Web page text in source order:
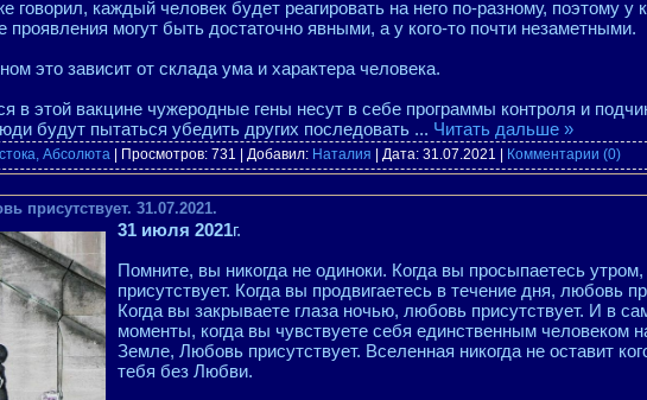
говорил, каждый человек будет реагировать на него по-разному, поэтому у
проявления могут быть достаточно явными, а у кого-то почти незаметными.
это зависит от склада ума и характера человека.
в этой вакцине чужеродные гены несут в себе программы контроля и
будут пытаться убедить других последовать ... Читать дальше »
Абсолюта | Просмотров: 731 | Добавил: Наталия | Дата: 31.07.2021 Комментарии (0)
присутствует. 31.07.2021.
31 июля 2021г.
Помните, вы никогда не одиноки. Когда вы просыпаетесь
присутствует. Когда вы продвигаетесь в течение дня, любовь
Когда вы закрываете глаза ночью, любовь присутствует. И в
моменты, когда вы чувствуете себя единственным человеком
Земле, Любовь присутствует. Вселенная никогда не оставит
тебя без Любви.